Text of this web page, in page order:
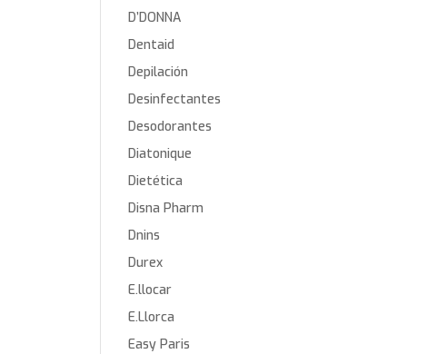
D’DONNA
Dentaid
Depilación
Desinfectantes
Desodorantes
Diatonique
Dietética
Disna Pharm
Dnins
Durex
E.llocar
E.Llorca
Easy Paris